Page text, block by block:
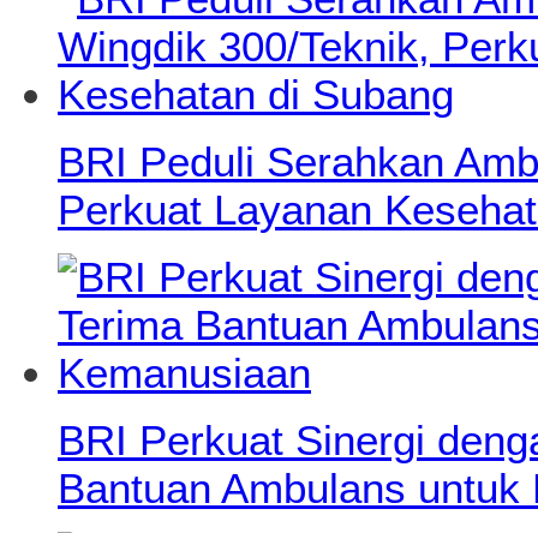
BRI Peduli Serahkan
Perkuat Layanan
BRI Perkuat Sinergi
Bantuan Ambulans